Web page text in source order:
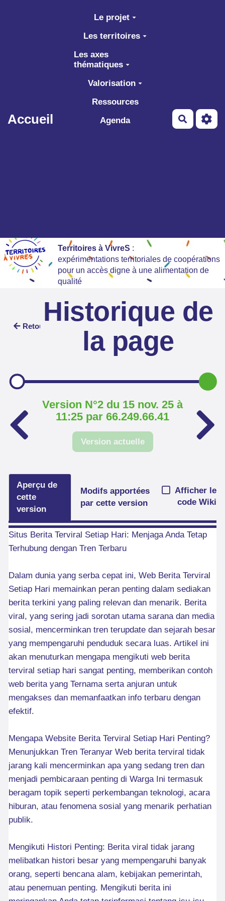
Aller au contenu principal
Accueil
Le projet
Les territoires
Les axes
thématiques
Valorisation
Ressources
Agenda
Territoires à VivreS :
expérimentations territoriales de coopérations
pour un accès digne à une alimentation de
qualité
Retour Historique de
la page
Version N°2 du 15 nov. 25 à
11:25 par 66.249.66.41
Version actuelle
Aperçu de
cette
version
Modifs apportées
par cette version
Afficher le
code Wiki